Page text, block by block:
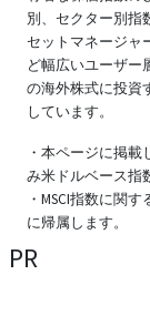
別、セクター別指
セットマネージャ
ど幅広いユーザー
の海外株式に投資
しています。
・本ページに掲載
み米ドルベース指
・MSCI指数に関
に帰属します。
PR